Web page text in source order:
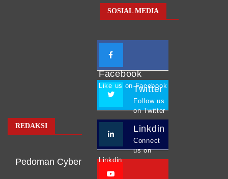
REDAKSI
Pedoman Cyber
SOSIAL MEDIA
Facebook
Like us on Facebook
Twitter
Follow us
on Twitter
Linkdin
Connect
us on
Linkdin